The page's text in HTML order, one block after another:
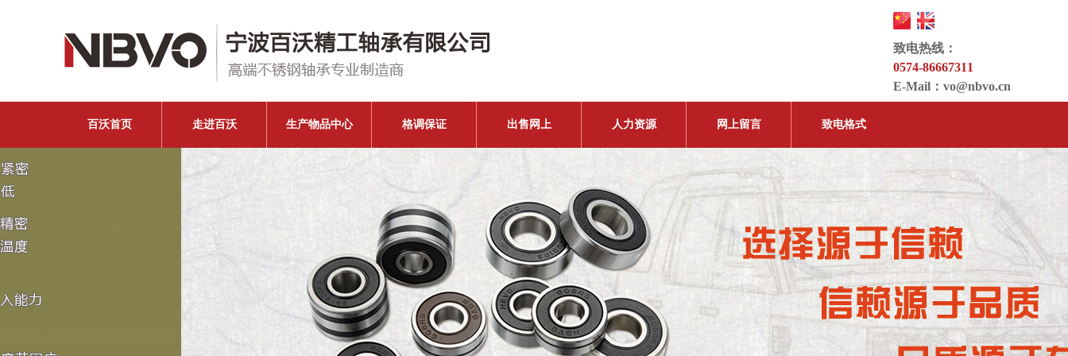
致电热线：
0574-86667311
E-Mail： vo@nbvo.cn
百沃首页 走进百沃 生产物品中心 格调保证 出售网上 人力资源 网上留言 致电格式